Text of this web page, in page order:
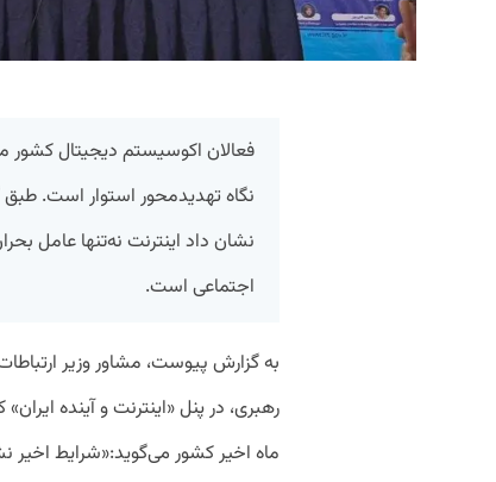
فعالان اکوسیستم دیجیتال کشور
نگاه تهدیدمحور استوار است. طبق
نشان داد اینترنت نه‌تنها عامل
اجتماعی است.
به گزارش پیوست، مشاور وزیر
رهبری، در پنل «اینترنت و آینده
ماه اخیر کشور می‌گوید:«شرایط